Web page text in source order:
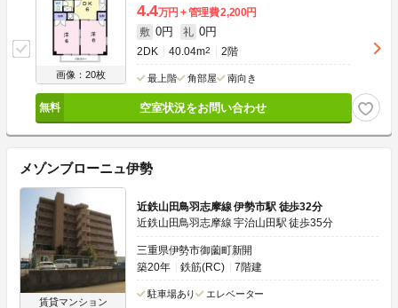
画像：20枚
4.4万円 管理費2,200円
敷 0円 礼 0円
2DK 40.04m2 2階
最上階 角部屋 南向き
空室状況をお問い合わせ
メゾンブローニュ伊勢
賃貸マンション
近鉄山田鳥羽志摩線 伊勢市駅 徒歩32分
近鉄山田鳥羽志摩線 宇治山田駅 徒歩35分
三重県伊勢市御薗町新開
築20年
鉄筋(RC) 7階建
駐車場あり エレベーター